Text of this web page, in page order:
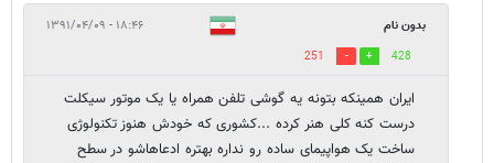
بدون نام ۱۸:۴۶ - ۱۳۹۱/۰۴/۰۹
428
251
ایران همینکه بتونه یه گوشی تلفن همراه یا یک موتور سیکلت
درست کنه کلی هنر کرده ...کشوری که خودش هنوز تکنولوژی
ساخت یک هواپیمای ساده رو نداره بهتره ادعاهاشو در سطح